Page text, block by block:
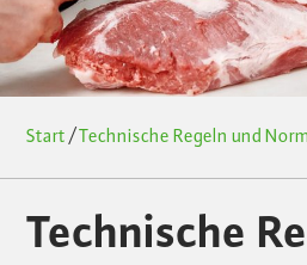
Start /Technische Regeln und
Technische